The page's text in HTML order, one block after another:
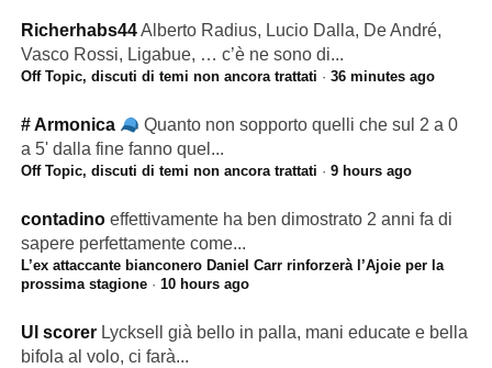
Richerhabs44Alberto Radius, Lucio Dalla, De André,
Vasco Rossi, Ligabue, … c’è ne sono di...
Off Topic, discuti di temi non ancora trattati · 36 minutes ago
# Armonica
Quanto non sopporto quelli che sul 2 a 0
a 5' dalla fine fanno quel...
Off Topic, discuti di temi non ancora trattati · 9 hours ago
contadino effettivamente ha ben dimostrato 2 anni fa di
sapere perfettamente come...
L’ex attaccante bianconero Daniel Carr rinforzerà l’Ajoie per la
prossima stagione· 10 hours ago
Ul scorer Lycksell già bello in palla, mani educate e bella
bifola al volo, ci farà...